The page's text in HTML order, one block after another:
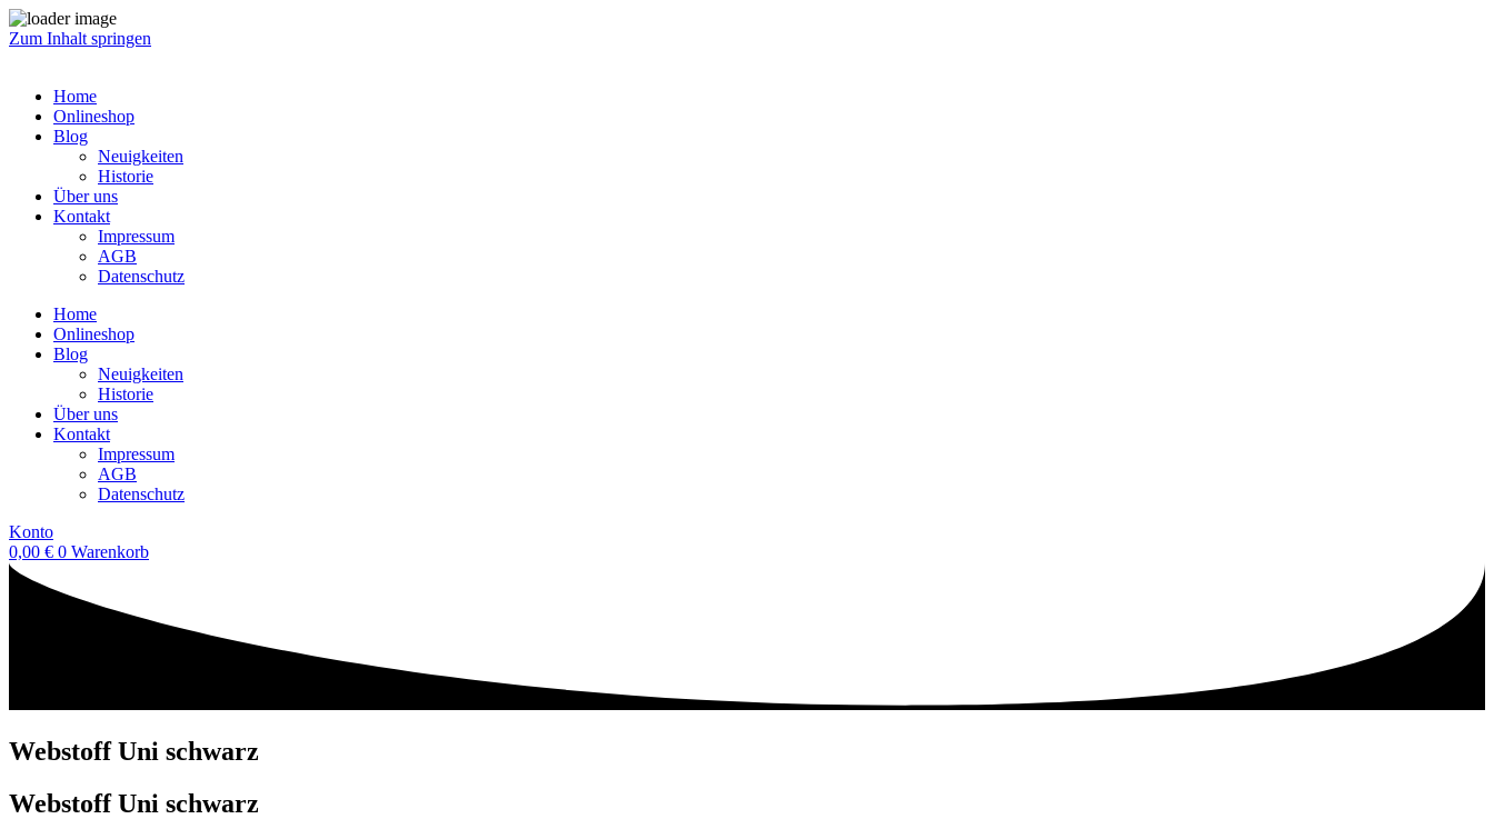
Zum Inhalt springen
Home
Onlineshop
Blog
Neuigkeiten
Historie
Über uns
Kontakt
Impressum
AGB
Datenschutz
Home
Onlineshop
Blog
Neuigkeiten
Historie
Über uns
Kontakt
Impressum
AGB
Datenschutz
Konto
0,00 € 0 Warenkorb
Webstoff Uni schwarz
Webstoff Uni schwarz